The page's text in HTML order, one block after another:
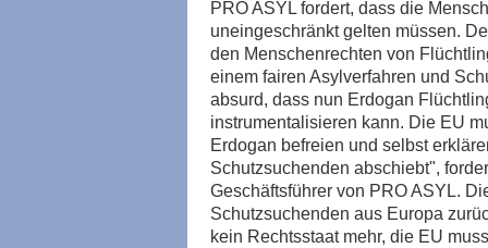
PRO ASYL fordert, dass die
uneingeschränkt gelten müssen.
den Menschenrechten von
einem fairen Asylverfahren und
absurd, dass nun Erdogan
instrumentalisieren kann. Die EU
Erdogan befreien und selbst
Schutzsuchenden abschiebt",
Geschäftsführer von PRO ASYL.
Schutzsuchenden aus Europa
kein Rechtsstaat mehr, die EU